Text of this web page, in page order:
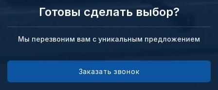
Готовы сделать выбор?
Мы перезвоним вам с уникальным предложением
Заказать звонок